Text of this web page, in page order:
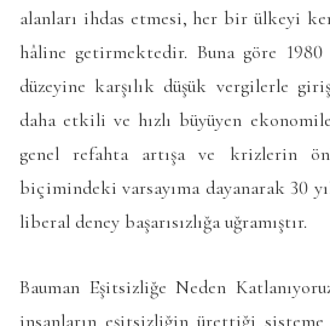
alanları ihdas etmesi, her bir ülkeyi
hâline getirmektedir. Buna göre 1980
düzeyine karşılık düşük vergilerle
daha etkili ve hızlı büyüyen
genel refahta artışa ve krizlerin
biçimindeki varsayıma dayanarak 30
liberal deney başarısızlığa uğramıştır.
Bauman Eşitsizliğe Neden
insanların eşitsizliğin ürettiği